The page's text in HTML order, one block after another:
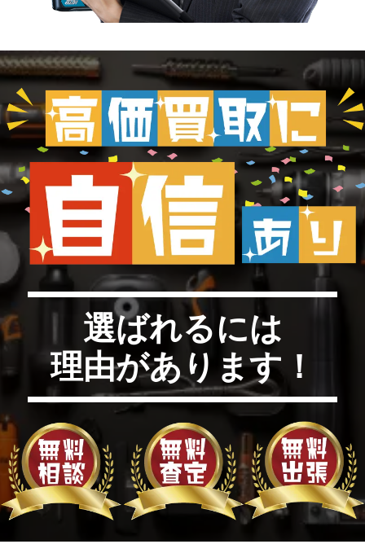
選ばれるには
理由があります！